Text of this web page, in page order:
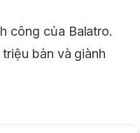
công của Balatro.
bản và giành